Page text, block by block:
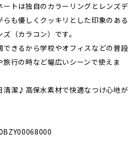
ートは独自のカラーリングとレンズデ
も優しくクッキリとした印象のある
（カラコン）です。
きるから学校やオフィスなどの普段
行の時など幅広いシーンで使えま
清潔♪高保水素材で快適なつけ心地が